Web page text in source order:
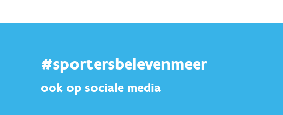
#sportersbelevenmeer
ook op sociale media